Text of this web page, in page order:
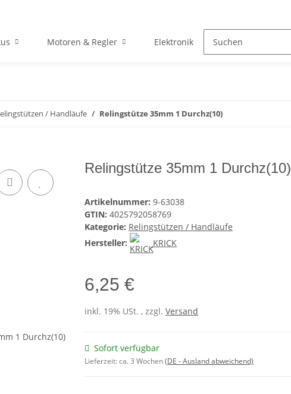
Motoren & Regler Elektronik Zubehör
/ Handläufe Relingstütze 35mm 1 Durchz(10)
Relingstütze 35mm 1 Durchz(10)
Artikelnummer: 9-63038
GTIN: 4025792058769
Kategorie: Relingstützen / Handläufe
Hersteller:
KRICK
6,25 €
inkl. 19% USt. , zzgl. Versand
Sofort verfügbar
Lieferzeit:ca. 3 Wochen(DE - Ausland abweichend)